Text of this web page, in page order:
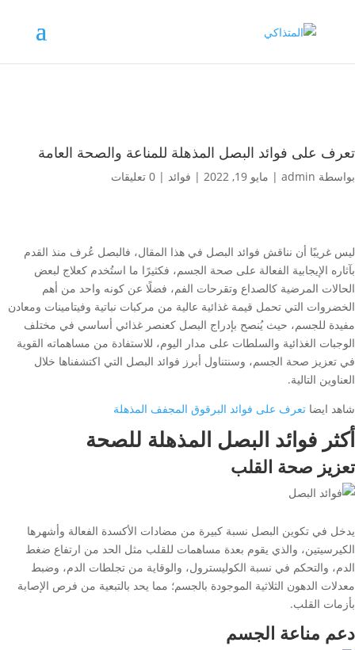
تعرف على فوائد البصل المذهلة للمناعة والصحة العامة
بواسطة admin
| مايو 19, 2022 | فوائد | 0 تعليقات
ليس غريبًا أن نناقش فوائد البصل في هذا المقال، فالبصل عُرف منذ القدم
بآثاره الإيجابية الفعالة على صحة الجسم، فكثيرًا ما استُخدم كعلاج لبعض
الحالات المرضية كالصداع وتقرحات الفم، فضلًا عن كونه واحد من أهم
الخضروات التي تحمل قيمة غذائية عالية من مركبات نباتية وفيتامينات ومعادن
مفيدة للجسم، حيث يُنصح بإدراج البصل كعنصر غذائي أساسي في مختلف
الوجبات الغذائية والسلطات على مدار اليوم، للاستفادة من مساهماته القوية
في تعزيز صحة الجسم، وسنتناول أبرز فوائد البصل التي اكتشفناها خلال
العناوين التالية.
شاهد ايضا تعرف على فوائد البرقوق المجفف المذهلة
أكثر فوائد البصل المذهلة للصحة
تعزيز صحة القلب
يدخل في تكوين البصل نسبة كبيرة من مضادات الأكسدة الفعالة وأشهرها
الكيرسيتين، والذي يقوم بعدة مساهمات للقلب مثل الحد من ارتفاع ضغط
الدم، والتحكم في نسبة الكوليسترول، والوقاية من تجلطات الدم، وضبط
معدلات الدهون الثلاثية الموجودة بالجسم؛ مما يحد بالتبعية من فرص الإصابة
بأزمات القلب.
دعم مناعة الجسم